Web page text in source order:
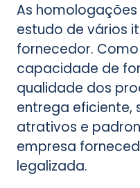
As
estudo de vários
fornecedor.
capacidade de
qualidade dos
entrega eficiente,
atrativos e
empresa
legalizada.